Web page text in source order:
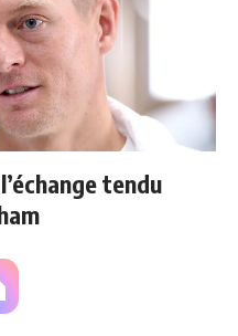
tendu